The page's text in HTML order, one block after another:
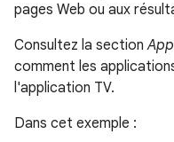
pages Web ou aux
Consultez la section
comment les
l'application TV.
Dans cet exemple :